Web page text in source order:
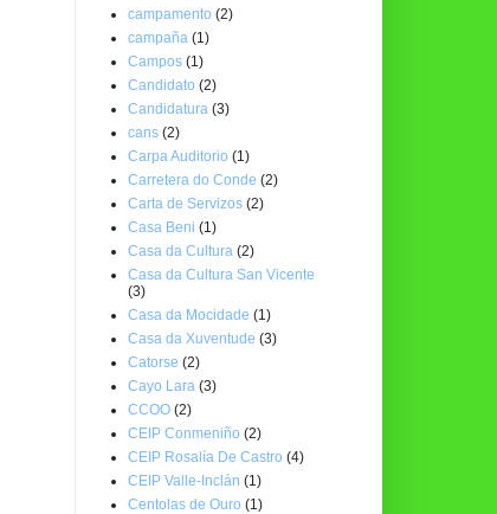
campamento (2)
campaña (1)
Campos (1)
Candidato (2)
Candidatura (3)
cans (2)
Carpa Auditorio (1)
Carretera do Conde (2)
Carta de Servizos (2)
Casa Beni (1)
Casa da Cultura (2)
Casa da Cultura San Vicente
(3)
Casa da Mocidade (1)
Casa da Xuventude (3)
Catorse (2)
Cayo Lara (3)
CCOO (2)
CEIP Conmeniño (2)
CEIP Rosalía De Castro (4)
CEIP Valle-Inclán (1)
Centolas de Ouro (1)